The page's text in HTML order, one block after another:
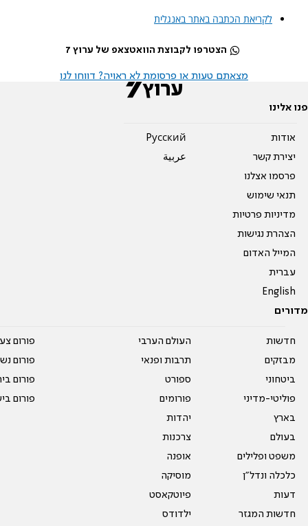
לקריאת הכתבה באתר באנגלית
הצטרפו לקבוצת הוואטצאפ של ערוץ 7
מצאתם טעות או פרסומת לא ראויה? דווחו לנו
פנו אלינו
אודות
יצירת קשר
פרסמו אצלנו
תנאי שימוש
מדיניות פרטיות
הצהרת נגישות
המייל האדום
עברית
English
Pусский
عربية
מדורים
חדשות
מבזקים
ביטחוני
פוליטי-מדיני
בארץ
בעולם
משפט ופלילים
כלכלה ונדל"ן
דעות
חדשות המגזר
העולם הערבי
תרבות ופנאי
ספורט
פורומים
יהדות
צרכנות
אופנה
מוסיקה
פיוטקאסט
ילדודס
פורום
פורום
פורום
פורום